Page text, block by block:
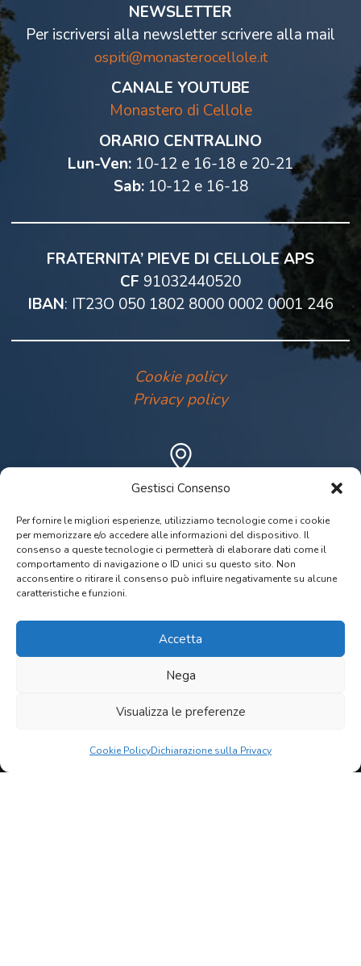
Gestisci Consenso
Per fornire le migliori esperienze, utilizziamo tecnologie come i cookie
per memorizzare e/o accedere alle informazioni del dispositivo. Il
consenso a queste tecnologie ci permetterà di elaborare dati come il
comportamento di navigazione o ID unici su questo sito. Non
acconsentire o ritirare il consenso può influire negativamente su alcune
caratteristiche e funzioni.
Accetta
Nega
Visualizza le preferenze
Cookie PolicyDichiarazione sulla Privacy
NEWSLETTER
Per iscriversi alla newsletter scrivere alla mail
ospiti@monasterocellole.it
CANALE YOUTUBE
Monastero di Cellole
ORARIO CENTRALINO
Lun-Ven: 10-12 e 16-18 e 20-21
Sab:10-12 e 16-18
FRATERNITA’ PIEVE DI CELLOLE APS
CF 91032440520
IBAN: IT23O 050 1802 8000 0002 0001 246
Cookie policy
Privacy policy
Dove siamo
Coordinate geografiche: 43.4848356,
11.0058583
Visualizza su Google Maps
Fai clic per accettare i cookie marketing e